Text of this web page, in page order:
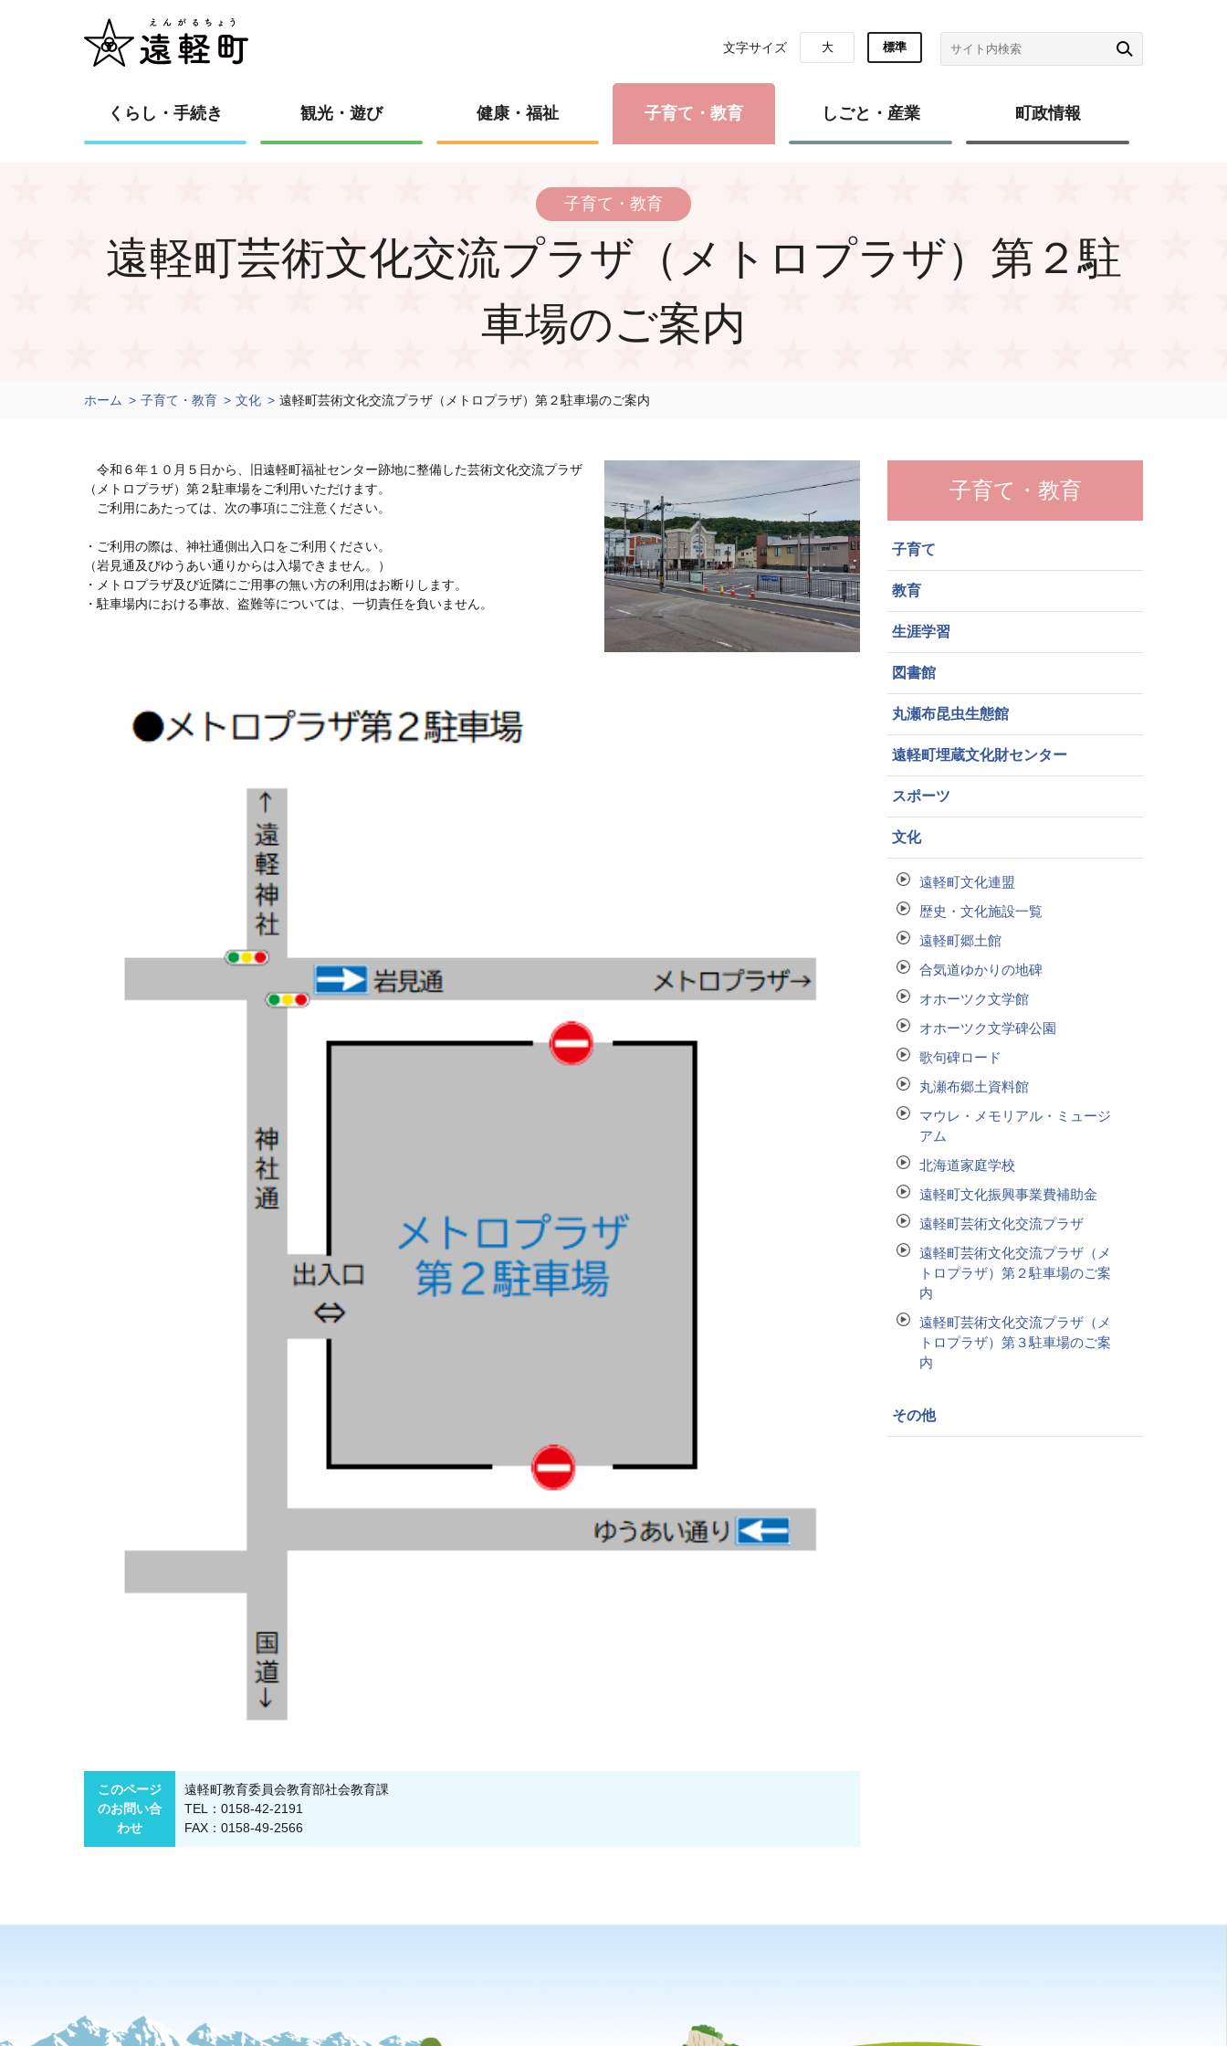
文字サイズ 大 標準
くらし・手続き 観光・遊び 健康・福祉 子育て・教育 しごと・産業 町政情報
子育て・教育
遠軽町芸術文化交流プラザ（メトロプラザ）第２駐
車場のご案内
ホーム 子育て・教育 文化 遠軽町芸術文化交流プラザ（メトロプラザ）第２駐車場のご案内
令和６年１０月５日から、旧遠軽町福祉センター跡地に整備した芸術文化交流プラザ
（メトロプラザ）第２駐車場をご利用いただけます。
ご利用にあたっては、次の事項にご注意ください。
・ご利用の際は、神社通側出入口をご利用ください。
（岩見通及びゆうあい通りからは入場できません。）
・メトロプラザ及び近隣にご用事の無い方の利用はお断りします。
・駐車場内における事故、盗難等については、一切責任を負いません。
このページ
のお問い合
わせ
遠軽町教育委員会教育部社会教育課
TEL：0158-42-2191
FAX：0158-49-2566
子育て・教育
子育て
教育
生涯学習
図書館
丸瀬布昆虫生態館
遠軽町埋蔵文化財センター
スポーツ
文化
遠軽町文化連盟
歴史・文化施設一覧
遠軽町郷土館
合気道ゆかりの地碑
オホーツク文学館
オホーツク文学碑公園
歌句碑ロード
丸瀬布郷土資料館
マウレ・メモリアル・ミュージ
アム
北海道家庭学校
遠軽町文化振興事業費補助金
遠軽町芸術文化交流プラザ
遠軽町芸術文化交流プラザ（メ
トロプラザ）第２駐車場のご案
内
遠軽町芸術文化交流プラザ（メ
トロプラザ）第３駐車場のご案
内
その他